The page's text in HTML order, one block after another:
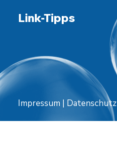
Link-Tipps
Impressum | Datenschutz